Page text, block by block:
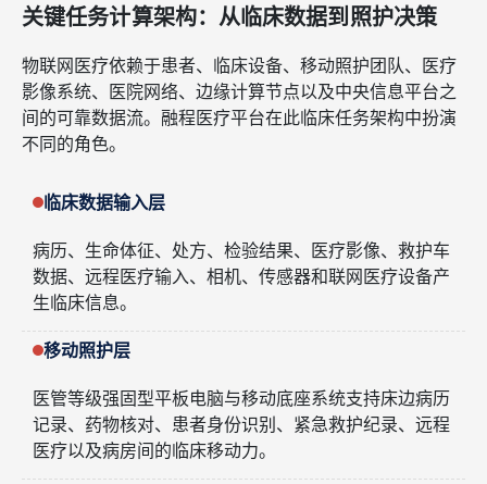
关键任务计算架构：从临床数据到照护决策
物联网医疗依赖于患者、临床设备、移动照护团队、医疗
影像系统、医院网络、边缘计算节点以及中央信息平台之
间的可靠数据流。融程医疗平台在此临床任务架构中扮演
不同的角色。
临床数据输入层
病历、生命体征、处方、检验结果、医疗影像、救护车
数据、远程医疗输入、相机、传感器和联网医疗设备产
生临床信息。
移动照护层
医管等级强固型平板电脑与移动底座系统支持床边病历
记录、药物核对、患者身份识别、紧急救护纪录、远程
医疗以及病房间的临床移动力。